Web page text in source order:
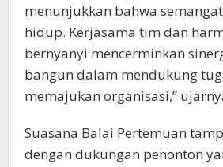
menunjukkan bahwa
hidup. Kerjasama tim dan
bernyanyi mencerminkan
bangun dalam mendukung
memajukan organisasi,”
Suasana Balai Pertemuan
dengan dukungan penonton